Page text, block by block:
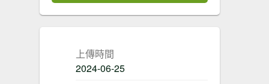
上傳時間
2024-06-25